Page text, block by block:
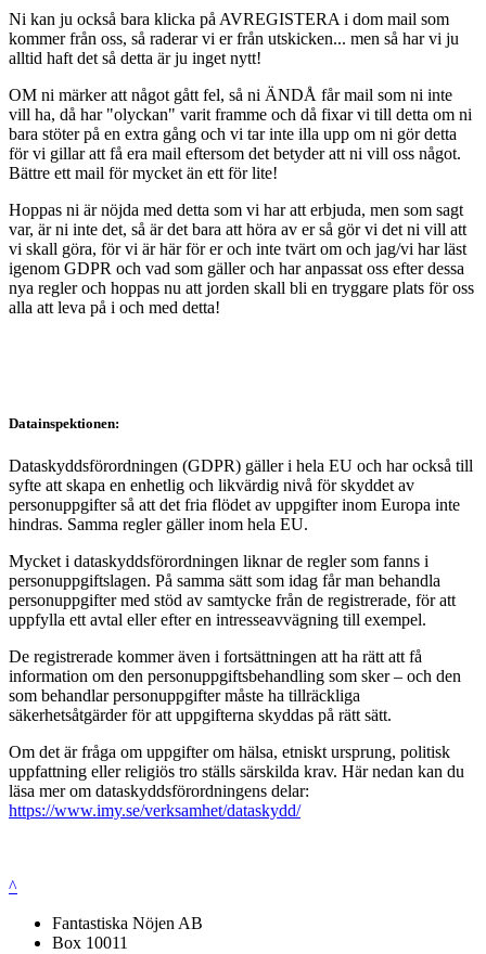
Ni kan ju också bara klicka på AVREGISTERA i dom mail som
kommer från oss, så raderar vi er från utskicken... men så har vi ju
alltid haft det så detta är ju inget nytt!
OM ni märker att något gått fel, så ni ÄNDÅ får mail som ni inte
vill ha, då har "olyckan" varit framme och då fixar vi till detta om ni
bara stöter på en extra gång och vi tar inte illa upp om ni gör detta
för vi gillar att få era mail eftersom det betyder att ni vill oss något.
Bättre ett mail för mycket än ett för lite!
Hoppas ni är nöjda med detta som vi har att erbjuda, men som sagt
var, är ni inte det, så är det bara att höra av er så gör vi det ni vill att
vi skall göra, för vi är här för er och inte tvärt om och jag/vi har läst
igenom GDPR och vad som gäller och har anpassat oss efter dessa
nya regler och hoppas nu att jorden skall bli en tryggare plats för oss
alla att leva på i och med detta!
Datainspektionen:
Dataskyddsförordningen (GDPR) gäller i hela EU och har också till
syfte att skapa en enhetlig och likvärdig nivå för skyddet av
personuppgifter så att det fria flödet av uppgifter inom Europa inte
hindras. Samma regler gäller inom hela EU.
Mycket i dataskyddsförordningen liknar de regler som fanns i
personuppgiftslagen. På samma sätt som idag får man behandla
personuppgifter med stöd av samtycke från de registrerade, för att
uppfylla ett avtal eller efter en intresseavvägning till exempel.
De registrerade kommer även i fortsättningen att ha rätt att få
information om den personuppgiftsbehandling som sker – och den
som behandlar personuppgifter måste ha tillräckliga
säkerhetsåtgärder för att uppgifterna skyddas på rätt sätt.
Om det är fråga om uppgifter om hälsa, etniskt ursprung, politisk
uppfattning eller religiös tro ställs särskilda krav. Här nedan kan du
läsa mer om dataskyddsförordningens delar:
https://www.imy.se/verksamhet/dataskydd/
^
Fantastiska Nöjen AB
Box 10011